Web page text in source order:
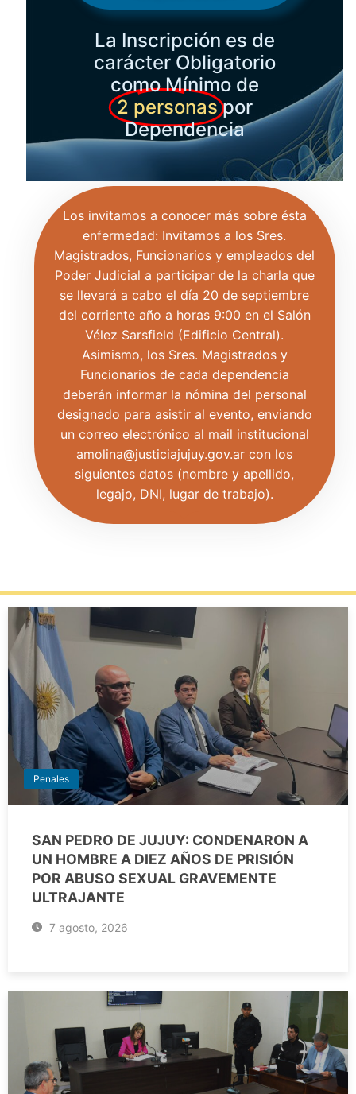
La Inscripción es de
carácter Obligatorio
como Mínimo de
2 personas por
Dependencia
Los invitamos a conocer más sobre ésta
enfermedad: Invitamos a los Sres.
Magistrados, Funcionarios y empleados del
Poder Judicial a participar de la charla que
se llevará a cabo el día 20 de septiembre
del corriente año a horas 9:00 en el Salón
Vélez Sarsfield (Edificio Central).
Asimismo, los Sres. Magistrados y
Funcionarios de cada dependencia
deberán informar la nómina del personal
designado para asistir al evento, enviando
un correo electrónico al mail institucional
amolina@justiciajujuy.gov.ar con los
siguientes datos (nombre y apellido,
legajo, DNI, lugar de trabajo).
Penales
SAN PEDRO DE JUJUY: CONDENARON A
UN HOMBRE A DIEZ AÑOS DE PRISIÓN
POR ABUSO SEXUAL GRAVEMENTE
ULTRAJANTE
7 agosto, 2026